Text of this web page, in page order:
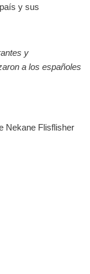
y sus
y
a los españoles